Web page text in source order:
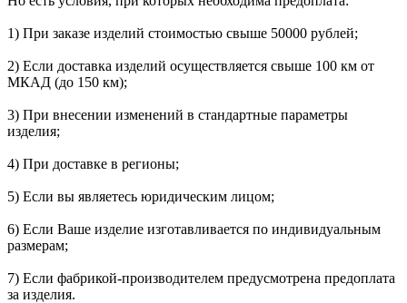
1) При заказе изделий стоимостью свыше 50000 рублей;
2) Если доставка изделий осуществляется свыше 100 км от
МКАД (до 150 км);
3) При внесении изменений в стандартные параметры
изделия;
4) При доставке в регионы;
5) Если вы являетесь юридическим лицом;
6) Если Ваше изделие изготавливается по индивидуальным
размерам;
7) Если фабрикой-производителем предусмотрена предоплата
за изделия.